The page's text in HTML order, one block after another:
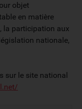
objet
en matière
la participation aux
nationale,
sur le site national